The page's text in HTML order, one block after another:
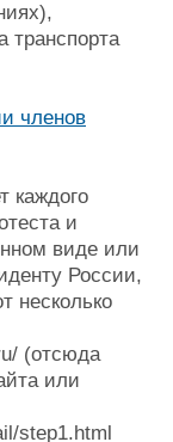
транспорта
членов
каждого
и
виде или
России,
несколько
(отсюда
или
step1.html